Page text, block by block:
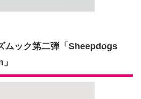
ムック第二弾「Sheepdogs